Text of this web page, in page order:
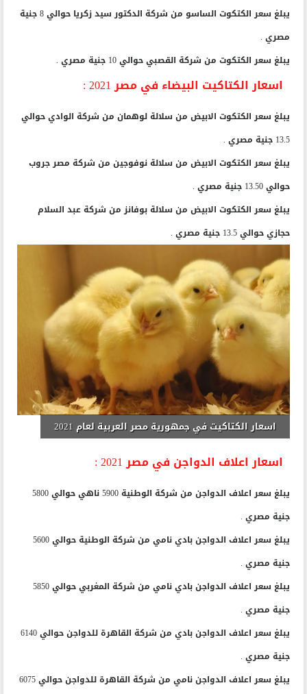
يبلغ سعر الكتكوت الساسو من شركة الدكتور سيد زكريا حوالي 8 جنية
مصري .
يبلغ سعر الكتكوت من شركة القصبي حوالي 10 جنية مصري .
اسعار الكتاكيت البيضاء في مصر 2021 :
يبلغ سعر الكتكوت الابيض من سلالة لوهمان من شركة الوادي حوالي
13.5 جنية مصري .
يبلغ سعر الكتكوت الابيض من سلالة نوفوجين من شركة مصر جروب
حوالي 13.50 جنية مصري .
يبلغ سعر الكتكوت الابيض من سلالة بوفانز من شركة عبد السلام
حجازي حوالي 13.5 جنية مصري .
اسعار الكتاكيت في جمهورية مصر العربية لعام 2021
اسعار اعلاف الدواجن في مصر 2021 :
يبلغ سعر اعلاف الدواجن من شركة الوطنية 5900 ناهي حوالي 5800
جنية مصري .
يبلغ سعر اعلاف الدواجن بادي نامي من شركة الوطنية حوالي 5600
جنية مصري .
يبلغ سعر اعلاف الدواجن بادي نامي من شركة المغربي حوالي 5850
جنية مصري .
يبلغ سعر اعلاف الدواجن بادي من شركة القاهرة للدواجن حوالي 6140
جنية مصري .
يبلغ سعر اعلاف الدواجن نامي من شركة القاهرة للدواجن حوالي 6075